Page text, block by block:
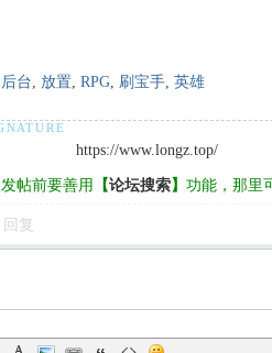
后台, 放置, RPG, 刷宝手, 英雄
https://www.longz.top/
发帖前要善用 【论坛搜索】 功能，那里
回复